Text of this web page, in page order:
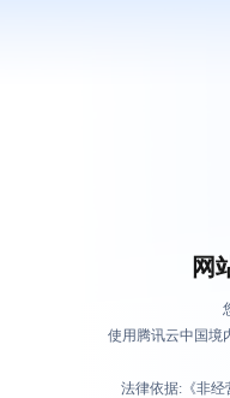
网
使用腾讯云中国境
法律依据:《非经